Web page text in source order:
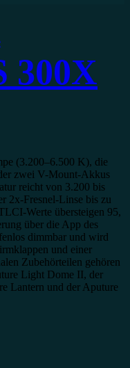
300X
(3.200–6.500 K), die
zwei V-Mount-Akkus
reicht von 3.200 bis
2x-Fresnel-Linse bis zu
Werte übersteigen 95,
über die App des
dimmbar und wird
und einer
Zubehörteilen gehören
Light Dome II, der
Lantern und der Aputure